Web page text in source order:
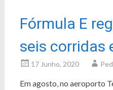
Fórmula E
seis corridas
17 Junho, 2020
Em agosto, no aeroporto